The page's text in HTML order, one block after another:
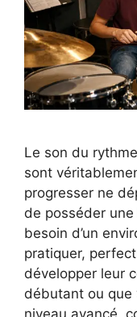
Le son du
sont
progresser ne
de posséder
besoin d’un
pratiquer,
développer leur
débutant ou que
niveau avancé,